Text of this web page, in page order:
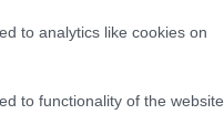
to analytics like cookies on
to functionality of the website
és
illetőt